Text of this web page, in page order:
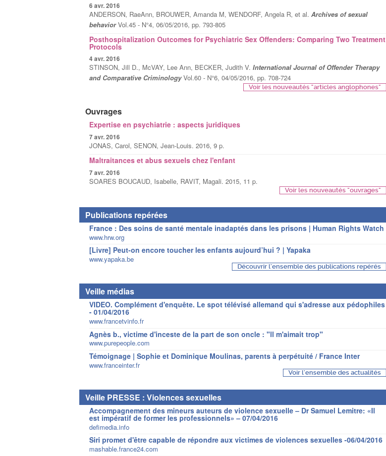
6 avr. 2016
ANDERSON, RaeAnn, BROUWER, Amanda M, WENDORF, Angela R, et al. Archives of sexual
behaviorVol.45 - N°4, 06/05/2016, pp. 793-805
Posthospitalization Outcomes for Psychiatric Sex Offenders: Comparing Two Treatment
Protocols
4 avr. 2016
STINSON, Jill D., McVAY, Lee Ann, BECKER, Judith V. International Journal of Offender Therapy
and Comparative CriminologyVol.60 - N°6, 04/05/2016, pp. 708-724
Voir les nouveautés "articles anglophones"
Ouvrages
Expertise en psychiatrie : aspects juridiques
7 avr. 2016
JONAS, Carol, SENON, Jean-Louis. 2016, 9 p.
Maltraitances et abus sexuels chez l'enfant
7 avr. 2016
SOARES BOUCAUD, Isabelle, RAVIT, Magali. 2015, 11 p.
Voir les nouveautés "ouvrages"
Publications repérées
France : Des soins de santé mentale inadaptés dans les prisons | Human Rights Watch
www.hrw.org
[Livre] Peut-on encore toucher les enfants aujourd’hui ? | Yapaka
www.yapaka.be
Découvrir l'ensemble des publications repérés
Veille médias
VIDEO. Complément d'enquête. Le spot télévisé allemand qui s'adresse aux pédophiles
- 01/04/2016
www.francetvinfo.fr
Agnès b., victime d'inceste de la part de son oncle : "ll m'aimait trop"
www.purepeople.com
Témoignage | Sophie et Dominique Moulinas, parents à perpétuité / France Inter
www.franceinter.fr
Voir l'ensemble des actualités
Veille PRESSE : Violences sexuelles
Accompagnement des mineurs auteurs de violence sexuelle – Dr Samuel Lemitre: «Il
est impératif de former les professionnels» – 07/04/2016
defimedia.info
Siri promet d'être capable de répondre aux victimes de violences sexuelles -06/04/2016
mashable.france24.com